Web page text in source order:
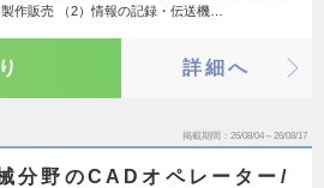
作販売 （2）情報の記録・伝送機…
詳細へ
掲載期間 26/08/04～26/08/17
分野のCADオペレーター/